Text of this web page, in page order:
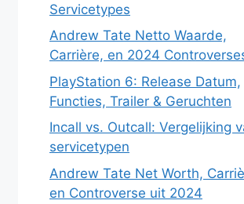
Servicetypes
Andrew Tate Netto Waarde,
Carrière, en 2024
PlayStation 6: Release Datum,
Functies, Trailer & Geruchten
Incall vs. Outcall: Vergelijking
servicetypen
Andrew Tate Net Worth,
en Controverse uit 2024